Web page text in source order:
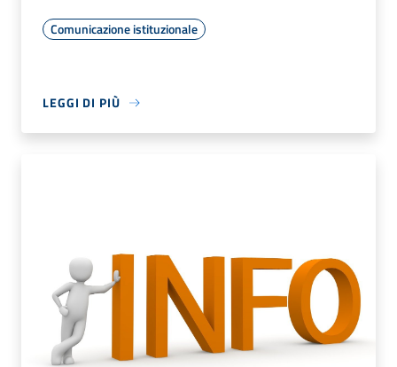
Comunicazione istituzionale
LEGGI DI PIÙ